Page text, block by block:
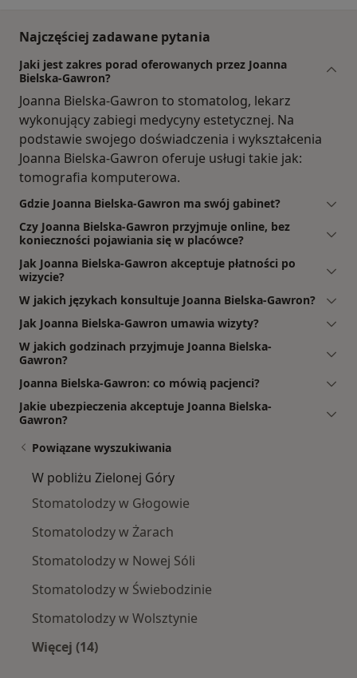
Najczęściej zadawane pytania
Jaki jest zakres porad oferowanych przez Joanna
Bielska-Gawron?
Joanna Bielska-Gawron to stomatolog, lekarz
wykonujący zabiegi medycyny estetycznej. Na
podstawie swojego doświadczenia i wykształcenia
Joanna Bielska-Gawron oferuje usługi takie jak:
tomografia komputerowa.
Gdzie Joanna Bielska-Gawron ma swój gabinet?
Czy Joanna Bielska-Gawron przyjmuje online, bez
konieczności pojawiania się w placówce?
Jak Joanna Bielska-Gawron akceptuje płatności po
wizycie?
W jakich językach konsultuje Joanna Bielska-Gawron?
Jak Joanna Bielska-Gawron umawia wizyty?
W jakich godzinach przyjmuje Joanna Bielska-
Gawron?
Joanna Bielska-Gawron: co mówią pacjenci?
Jakie ubezpieczenia akceptuje Joanna Bielska-
Gawron?
Powiązane wyszukiwania
W pobliżu Zielonej Góry
Stomatolodzy w Głogowie
Stomatolodzy w Żarach
Stomatolodzy w Nowej Sóli
Stomatolodzy w Świebodzinie
Stomatolodzy w Wolsztynie
Więcej (14)